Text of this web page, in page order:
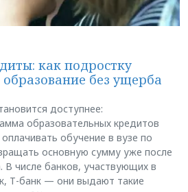
как подростку
без ущерба
доступнее:
образовательных кредитов
обучение в вузе по
основную сумму уже после
В числе банков, участвующих в
Т-банк — они выдают такие